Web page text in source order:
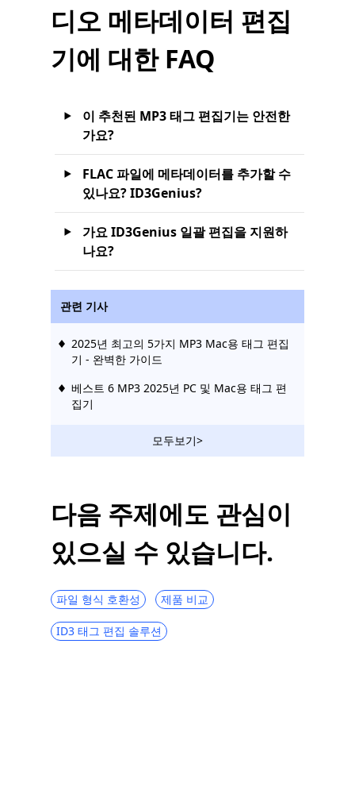
디오 메타데이터 편집
기에 대한 FAQ
이 추천된 MP3 태그 편집기는 안전한
가요?
FLAC 파일에 메타데이터를 추가할 수
있나요? ID3Genius?
가요 ID3Genius 일괄 편집을 지원하
나요?
관련 기사
2025년 최고의 5가지 MP3 Mac용 태그 편집
기 - 완벽한 가이드
베스트 6 MP3 2025년 PC 및 Mac용 태그 편
집기
모두보기>
다음 주제에도 관심이
있으실 수 있습니다.
파일 형식 호환성 제품 비교
ID3 태그 편집 솔루션